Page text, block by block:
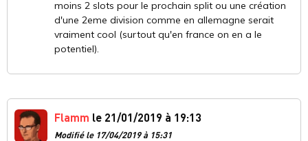
moins 2 slots pour le prochain split ou une création
d'une 2eme division comme en allemagne serait
vraiment cool (surtout qu'en france on en a le
potentiel).
Flamm le 21/01/2019 à 19:13
Modifié le 17/04/2019 à 15:31